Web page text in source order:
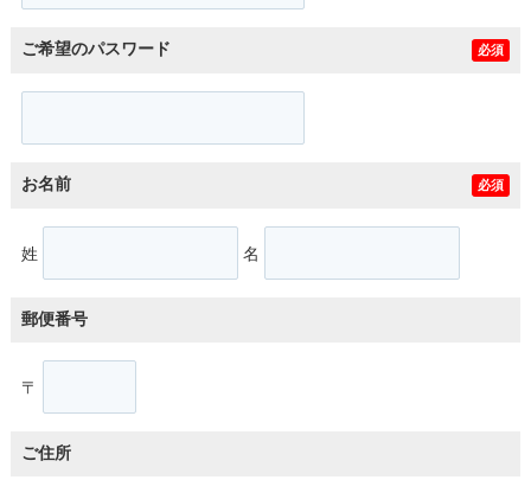
ご希望のパスワード 必須
お名前 必須
姓 名
郵便番号
〒
ご住所